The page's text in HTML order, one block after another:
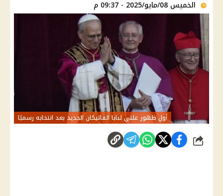
الخميس 08/مايو/2025 - 09:37 م
أول ظهور علني لبابا الفاتيكان الجديد بعد انتخابه رسميًا
شارك